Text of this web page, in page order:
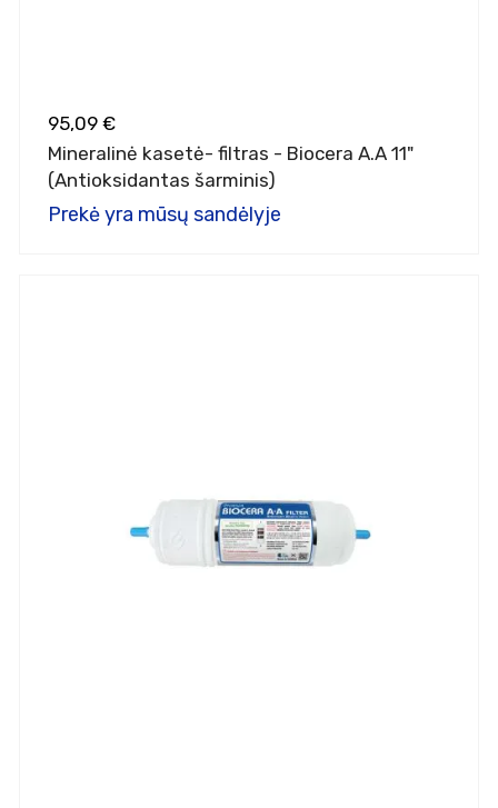
95,09 €
Mineralinė kasetė- filtras - Biocera A.A 11"
(Antioksidantas šarminis)
Prekė yra mūsų sandėlyje